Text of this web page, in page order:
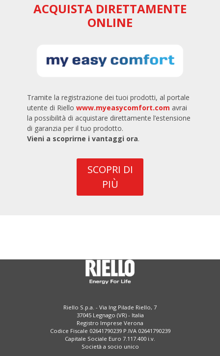
ACQUISTA DIRETTAMENTE
ONLINE
Tramite la registrazione dei tuoi prodotti, al portale
utente di Riello www.myeasycomfort.com avrai
la possibilità di acquistare direttamente l’estensione
di garanzia per il tuo prodotto.
Vieni a scoprirne i vantaggi ora.
SCOPRI DI
PIÙ
Riello S.p.a. - Via Ing Pilade Riello, 7
37045 Legnago (VR) - Italia
Registro Imprese Verona
Codice Fiscale 02641790239 P.IVA 02641790239
Capitale Sociale Euro 7.117.400 i.v.
Società a socio unico